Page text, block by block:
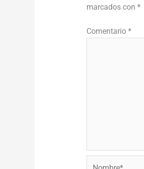
marcados con *
Comentario *